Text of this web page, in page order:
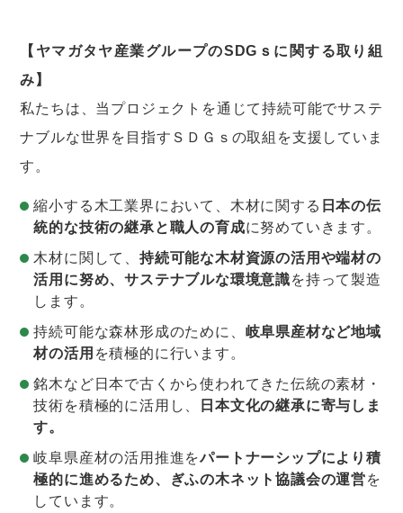
【ヤマガタヤ産業グループのSDGｓに関する取り組
み】
私たちは、当プロジェクトを通じて持続可能でサステ
ナブルな世界を目指すＳＤＧｓの取組を支援していま
す。
縮小する木工業界において、木材に関する 日本の伝
統的な技術の継承と職人の育成に努めていきます。
木材に関して、 持続可能な木材資源の活用や端材の
活用に努め、サステナブルな環境意識を持って製造
します。
持続可能な森林形成のために、 岐阜県産材など地域
材の活用 を積極的に行います。
銘木など日本で古くから使われてきた伝統の素材・
技術を積極的に活用し、
日本文化の継承に寄与しま
す。
岐阜県産材の活用推進をパートナーシップにより積
極的に進めるため、ぎふの木ネット協議会の運営を
しています。